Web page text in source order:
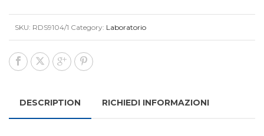
SKU: RDS9104/1 Category: Laboratorio
DESCRIPTION RICHIEDI INFORMAZIONI